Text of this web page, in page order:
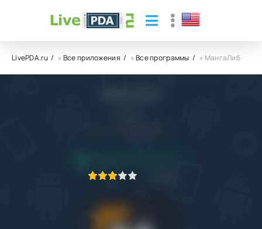
LivePDA.ru »Все приложения »Все программы » МангаЛиб